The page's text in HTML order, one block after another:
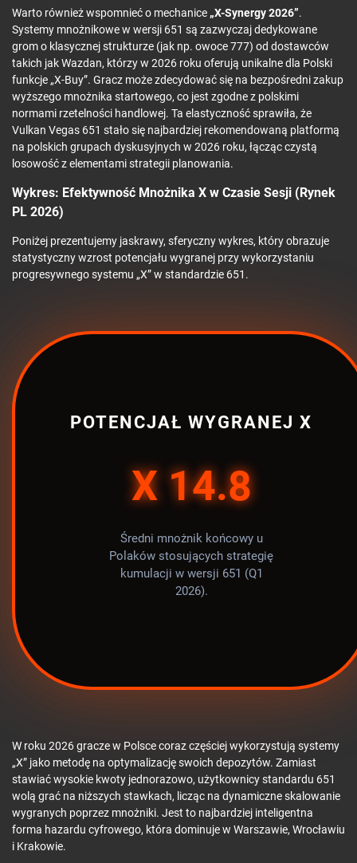
Warto również wspomnieć o mechanice „X-Synergy 2026”.
Systemy mnożnikowe w wersji 651 są zazwyczaj dedykowane
grom o klasycznej strukturze (jak np. owoce 777) od dostawców
takich jak Wazdan, którzy w 2026 roku oferują unikalne dla Polski
funkcje „X-Buy”. Gracz może zdecydować się na bezpośredni zakup
wyższego mnożnika startowego, co jest zgodne z polskimi
normami rzetelności handlowej. Ta elastyczność sprawiła, że
Vulkan Vegas 651 stało się najbardziej rekomendowaną platformą
na polskich grupach dyskusyjnych w 2026 roku, łącząc czystą
losowość z elementami strategii planowania.
Wykres: Efektywność Mnożnika X w Czasie Sesji (Rynek
PL 2026)
Poniżej prezentujemy jaskrawy, sferyczny wykres, który obrazuje
statystyczny wzrost potencjału wygranej przy wykorzystaniu
progresywnego systemu „X” w standardzie 651.
POTENCJAŁ WYGRANEJ X
X 14.8
Średni mnożnik końcowy u
Polaków stosujących strategię
kumulacji w wersji 651 (Q1
2026).
W roku 2026 gracze w Polsce coraz częściej wykorzystują systemy
„X” jako metodę na optymalizację swoich depozytów. Zamiast
stawiać wysokie kwoty jednorazowo, użytkownicy standardu 651
wolą grać na niższych stawkach, licząc na dynamiczne skalowanie
wygranych poprzez mnożniki. Jest to najbardziej inteligentna
forma hazardu cyfrowego, która dominuje w Warszawie, Wrocławiu
i Krakowie.